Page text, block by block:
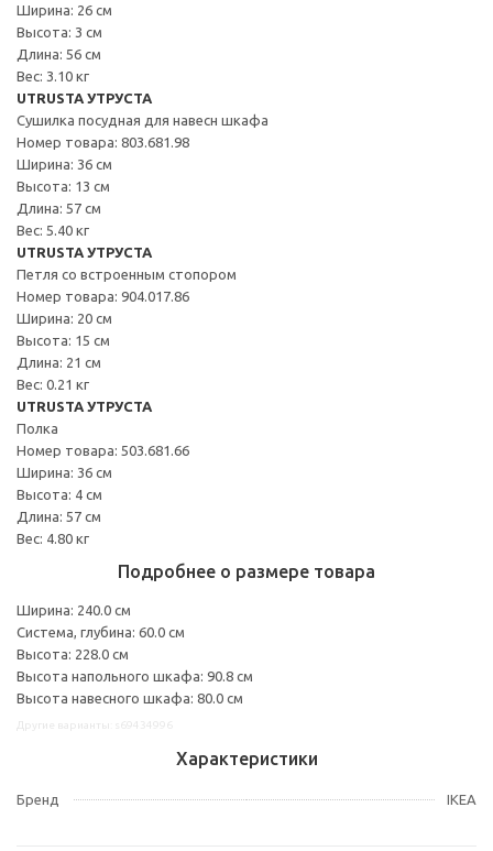
Ширина: 26 см
Высота: 3 см
Длина: 56 см
Вес: 3.10 кг
UTRUSTA УТРУСТА
Сушилка посудная для навесн шкафа
Номер товара: 803.681.98
Ширина: 36 см
Высота: 13 см
Длина: 57 см
Вес: 5.40 кг
UTRUSTA УТРУСТА
Петля со встроенным стопором
Номер товара: 904.017.86
Ширина: 20 см
Высота: 15 см
Длина: 21 см
Вес: 0.21 кг
UTRUSTA УТРУСТА
Полка
Номер товара: 503.681.66
Ширина: 36 см
Высота: 4 см
Длина: 57 см
Вес: 4.80 кг
Подробнее о размере товара
Ширина: 240.0 см
Система, глубина: 60.0 см
Высота: 228.0 см
Высота напольного шкафа: 90.8 см
Высота навесного шкафа: 80.0 см
Характеристики
Бренд IKEA